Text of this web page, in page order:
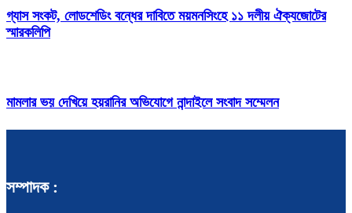
গ্যাস সংকট, লোডশেডিং বন্ধের দাবিতে ময়মনসিংহে ১১ দলীয় ঐক্যজোটের
স্মারকলিপি
মামলার ভয় দেখিয়ে হয়রানির অভিযোগে নান্দাইলে সংবাদ সম্মেলন
সম্পাদক :